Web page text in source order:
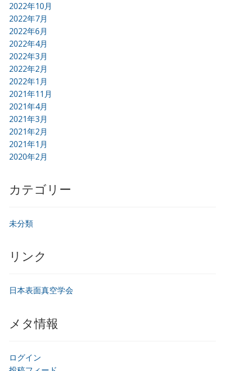
2022年10月
2022年7月
2022年6月
2022年4月
2022年3月
2022年2月
2022年1月
2021年11月
2021年4月
2021年3月
2021年2月
2021年1月
2020年2月
カテゴリー
未分類
リンク
日本表面真空学会
メタ情報
ログイン